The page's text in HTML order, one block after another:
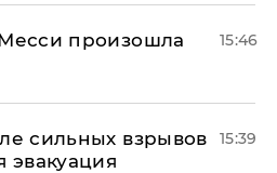
произошла
15:46
сильных взрывов
эвакуация
15:39